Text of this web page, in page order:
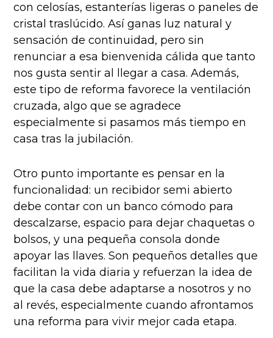
con celosías, estanterías ligeras o paneles de
cristal traslúcido. Así ganas luz natural y
sensación de continuidad, pero sin
renunciar a esa bienvenida cálida que tanto
nos gusta sentir al llegar a casa. Además,
este tipo de reforma favorece la ventilación
cruzada, algo que se agradece
especialmente si pasamos más tiempo en
casa tras la jubilación.
Otro punto importante es pensar en la
funcionalidad: un recibidor semi abierto
debe contar con un banco cómodo para
descalzarse, espacio para dejar chaquetas o
bolsos, y una pequeña consola donde
apoyar las llaves. Son pequeños detalles que
facilitan la vida diaria y refuerzan la idea de
que la casa debe adaptarse a nosotros y no
al revés, especialmente cuando afrontamos
una reforma para vivir mejor cada etapa.